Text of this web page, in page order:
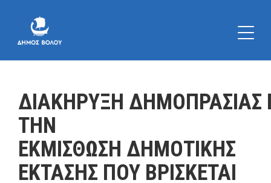
ΔΙΑΚΗΡΥΞΗ ΔΗΜΟΠΡΑΣΙΑΣ
ΤΗΝ
ΕΚΜΙΣΘΩΣΗ ΔΗΜΟΤΙΚΗΣ
ΕΚΤΑΣΗΣ ΠΟΥ ΒΡΙΣΚΕΤΑΙ